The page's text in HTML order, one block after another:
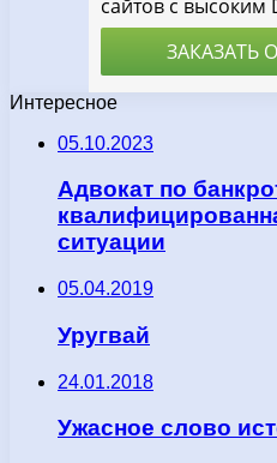
Интересное
05.10.2023
Адвокат по
ситуации
05.04.2019
Уругвай
24.01.2018
Ужасное слово